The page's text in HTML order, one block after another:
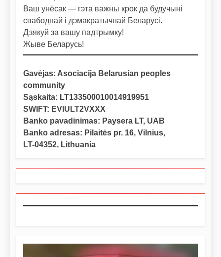
Ваш унёсак — гэта важны крок да будучыні
свабоднай і дэмакратычнай Беларусі.
Дзякуй за вашу падтрымку!
Жыве Беларусь!
Gavėjas: Asociacija Belarusian peoples
community
Sąskaita: LT133500010014919951
SWIFT: EVIULT2VXXX
Banko pavadinimas: Paysera LT, UAB
Banko adresas: Pilaitės pr. 16, Vilnius,
LT-04352, Lithuania